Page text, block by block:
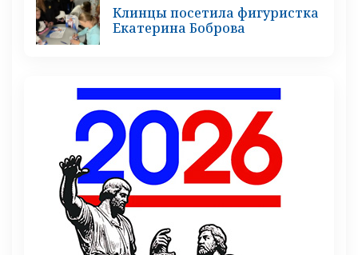
Клинцы посетила фигуристка
Екатерина Боброва